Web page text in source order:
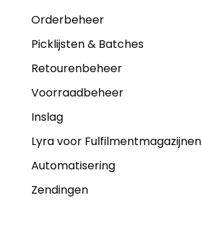
Orderbeheer
Picklijsten & Batches
Retourenbeheer
Voorraadbeheer
Inslag
Lyra voor Fulfilmentmagazijnen
Automatisering
Zendingen